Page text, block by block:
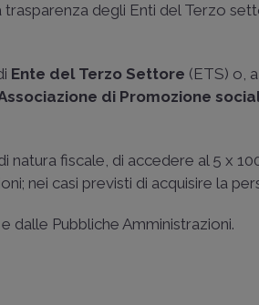
trasparenza degli Enti del Terzo
Ente del Terzo Settore (ETS) o,
di Promozione
natura fiscale, di accedere al 5 x
nei casi previsti di acquisire la
dalle Pubbliche Amministrazioni.